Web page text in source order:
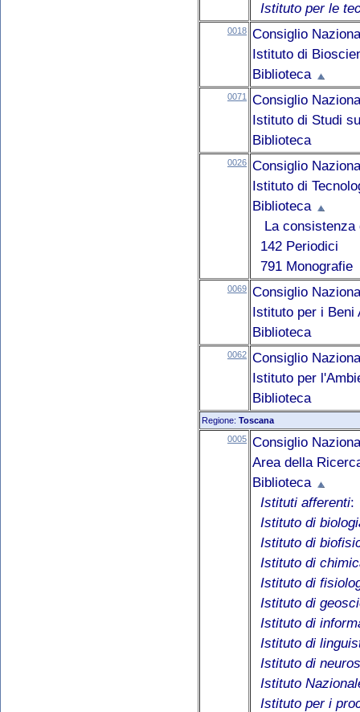
Istituto per le
0018 Consiglio
Istituto di
Biblioteca
0071
Consiglio
Istituto di Studi
Biblioteca
0026 Consiglio
Istituto di
Biblioteca
La
142 Periodici
791 Monografie
0069 Consiglio
Istituto per i Beni
Biblioteca
0062 Consiglio
Istituto per
Biblioteca
Regione: Toscana
0005 Consiglio
Area della
Biblioteca
Istituti afferenti:
Istituto di
Istituto di
Istituto di
Istituto di
Istituto di
Istituto di
Istituto di
Istituto di
Istituto
Istituto per i